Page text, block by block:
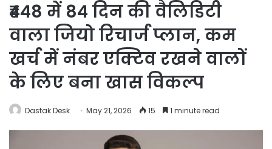
₹448 में 84 दिन की वैलिडिटी
वाला जियो रिचार्ज प्लान, कम
खर्च में नंबर एक्टिव रखने वालों
के लिए बना खास विकल्प
Dastak Desk May 21, 2026 15 1 minute read